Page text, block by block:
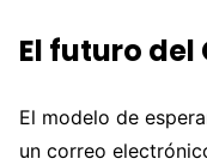
El futuro del
El modelo de
un correo